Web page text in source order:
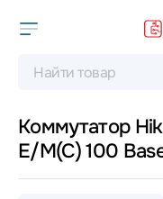
Коммутатор
E/M(C) 100